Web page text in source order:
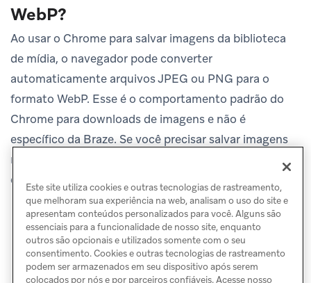
WebP?
Ao usar o Chrome para salvar imagens da biblioteca
de mídia, o navegador pode converter
automaticamente arquivos JPEG ou PNG para o
formato WebP. Esse é o comportamento padrão do
Chrome para downloads de imagens e não é
específico da Braze. Se você precisar salvar imagens
no formato original, tente usar um navegador
diferente, como Safari ou Firefox.
Este site utiliza cookies e outras tecnologias de rastreamento,
que melhoram sua experiência na web, analisam o uso do site e
apresentam conteúdos personalizados para você. Alguns são
essenciais para a funcionalidade de nosso site, enquanto
outros são opcionais e utilizados somente com o seu
consentimento. Cookies e outras tecnologias de rastreamento
podem ser armazenados em seu dispositivo após serem
colocados por nós e por parceiros confiáveis. Acesse nosso